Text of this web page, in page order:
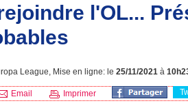
l'OL...
League, Mise en ligne: le 25/11/2021 à
Email Imprimer